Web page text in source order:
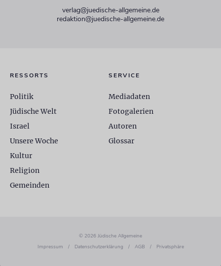
verlag@juedische-allgemeine.de
redaktion@juedische-allgemeine.de
RESSORTS
Politik
Jüdische Welt
Israel
Unsere Woche
Kultur
Religion
Gemeinden
SERVICE
Mediadaten
Fotogalerien
Autoren
Glossar
© 2026 Jüdische Allgemeine
Impressum
/ Datenschutzerklärung / AGB / Privatsphäre